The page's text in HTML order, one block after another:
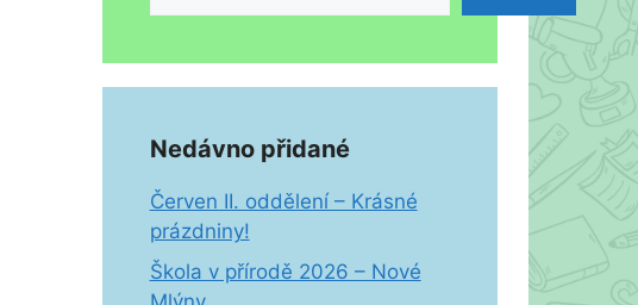
Nedávno přidané
Červen II. oddělení – Krásné
prázdniny!
Škola v přírodě 2026 – Nové